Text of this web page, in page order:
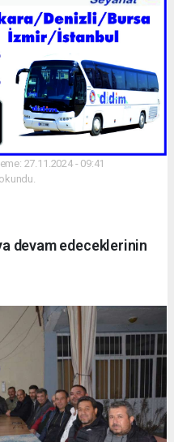
27.11.2024 - 09:41
devam edeceklerinin